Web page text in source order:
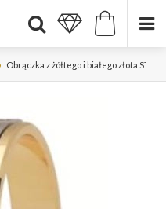
Obrączka z żółtego i białego złota ST-